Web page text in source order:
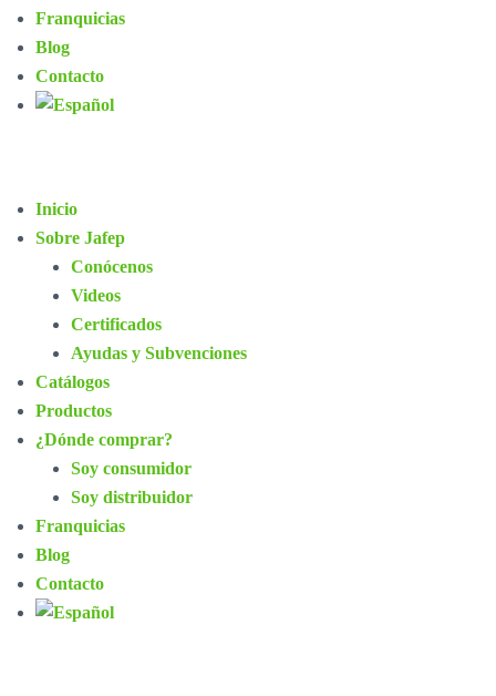
Franquicias
Blog
Contacto
Inicio
Sobre Jafep
Conócenos
Videos
Certificados
Ayudas y Subvenciones
Catálogos
Productos
¿Dónde comprar?
Soy consumidor
Soy distribuidor
Franquicias
Blog
Contacto